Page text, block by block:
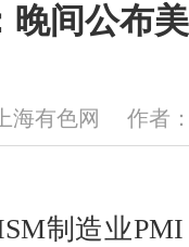
晚间公布
海有色网 作者
制造业PMI